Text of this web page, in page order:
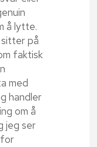
å lytte.
på
faktisk
med
handler
om å
jeg ser